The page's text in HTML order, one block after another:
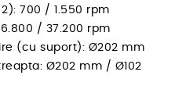
700 / 1.550 rpm
/ 37.200 rpm
(cu suport): Ø202 mm
Ø202 mm / Ø102